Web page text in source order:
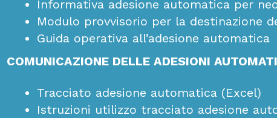
Informativa adesione automatica per
Modulo provvisorio per la destinazione
Guida operativa all’adesione automatica
COMUNICAZIONE DELLE ADESIONI
Tracciato adesione automatica (Excel)
Istruzioni utilizzo tracciato adesione